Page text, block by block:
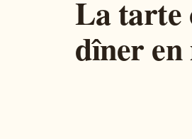
La tarte
dîner